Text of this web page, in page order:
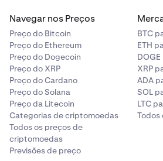
Navegar nos Preços
Preço do Bitcoin
Preço do Ethereum
Preço do Dogecoin
Preço do XRP
Preço do Cardano
Preço do Solana
Preço da Litecoin
Categorias de criptomoedas
Todos os preços de
criptomoedas
Previsões de preço
BTC
ETH
XRP
ADA
SOL
LTC
Todos